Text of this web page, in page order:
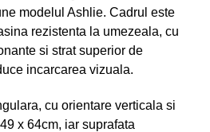
modelul Ashlie. Cadrul este
rezistenta la umezeala, cu
si strat superior de
incarcarea vizuala.
cu orientare verticala si
x 64cm, iar suprafata